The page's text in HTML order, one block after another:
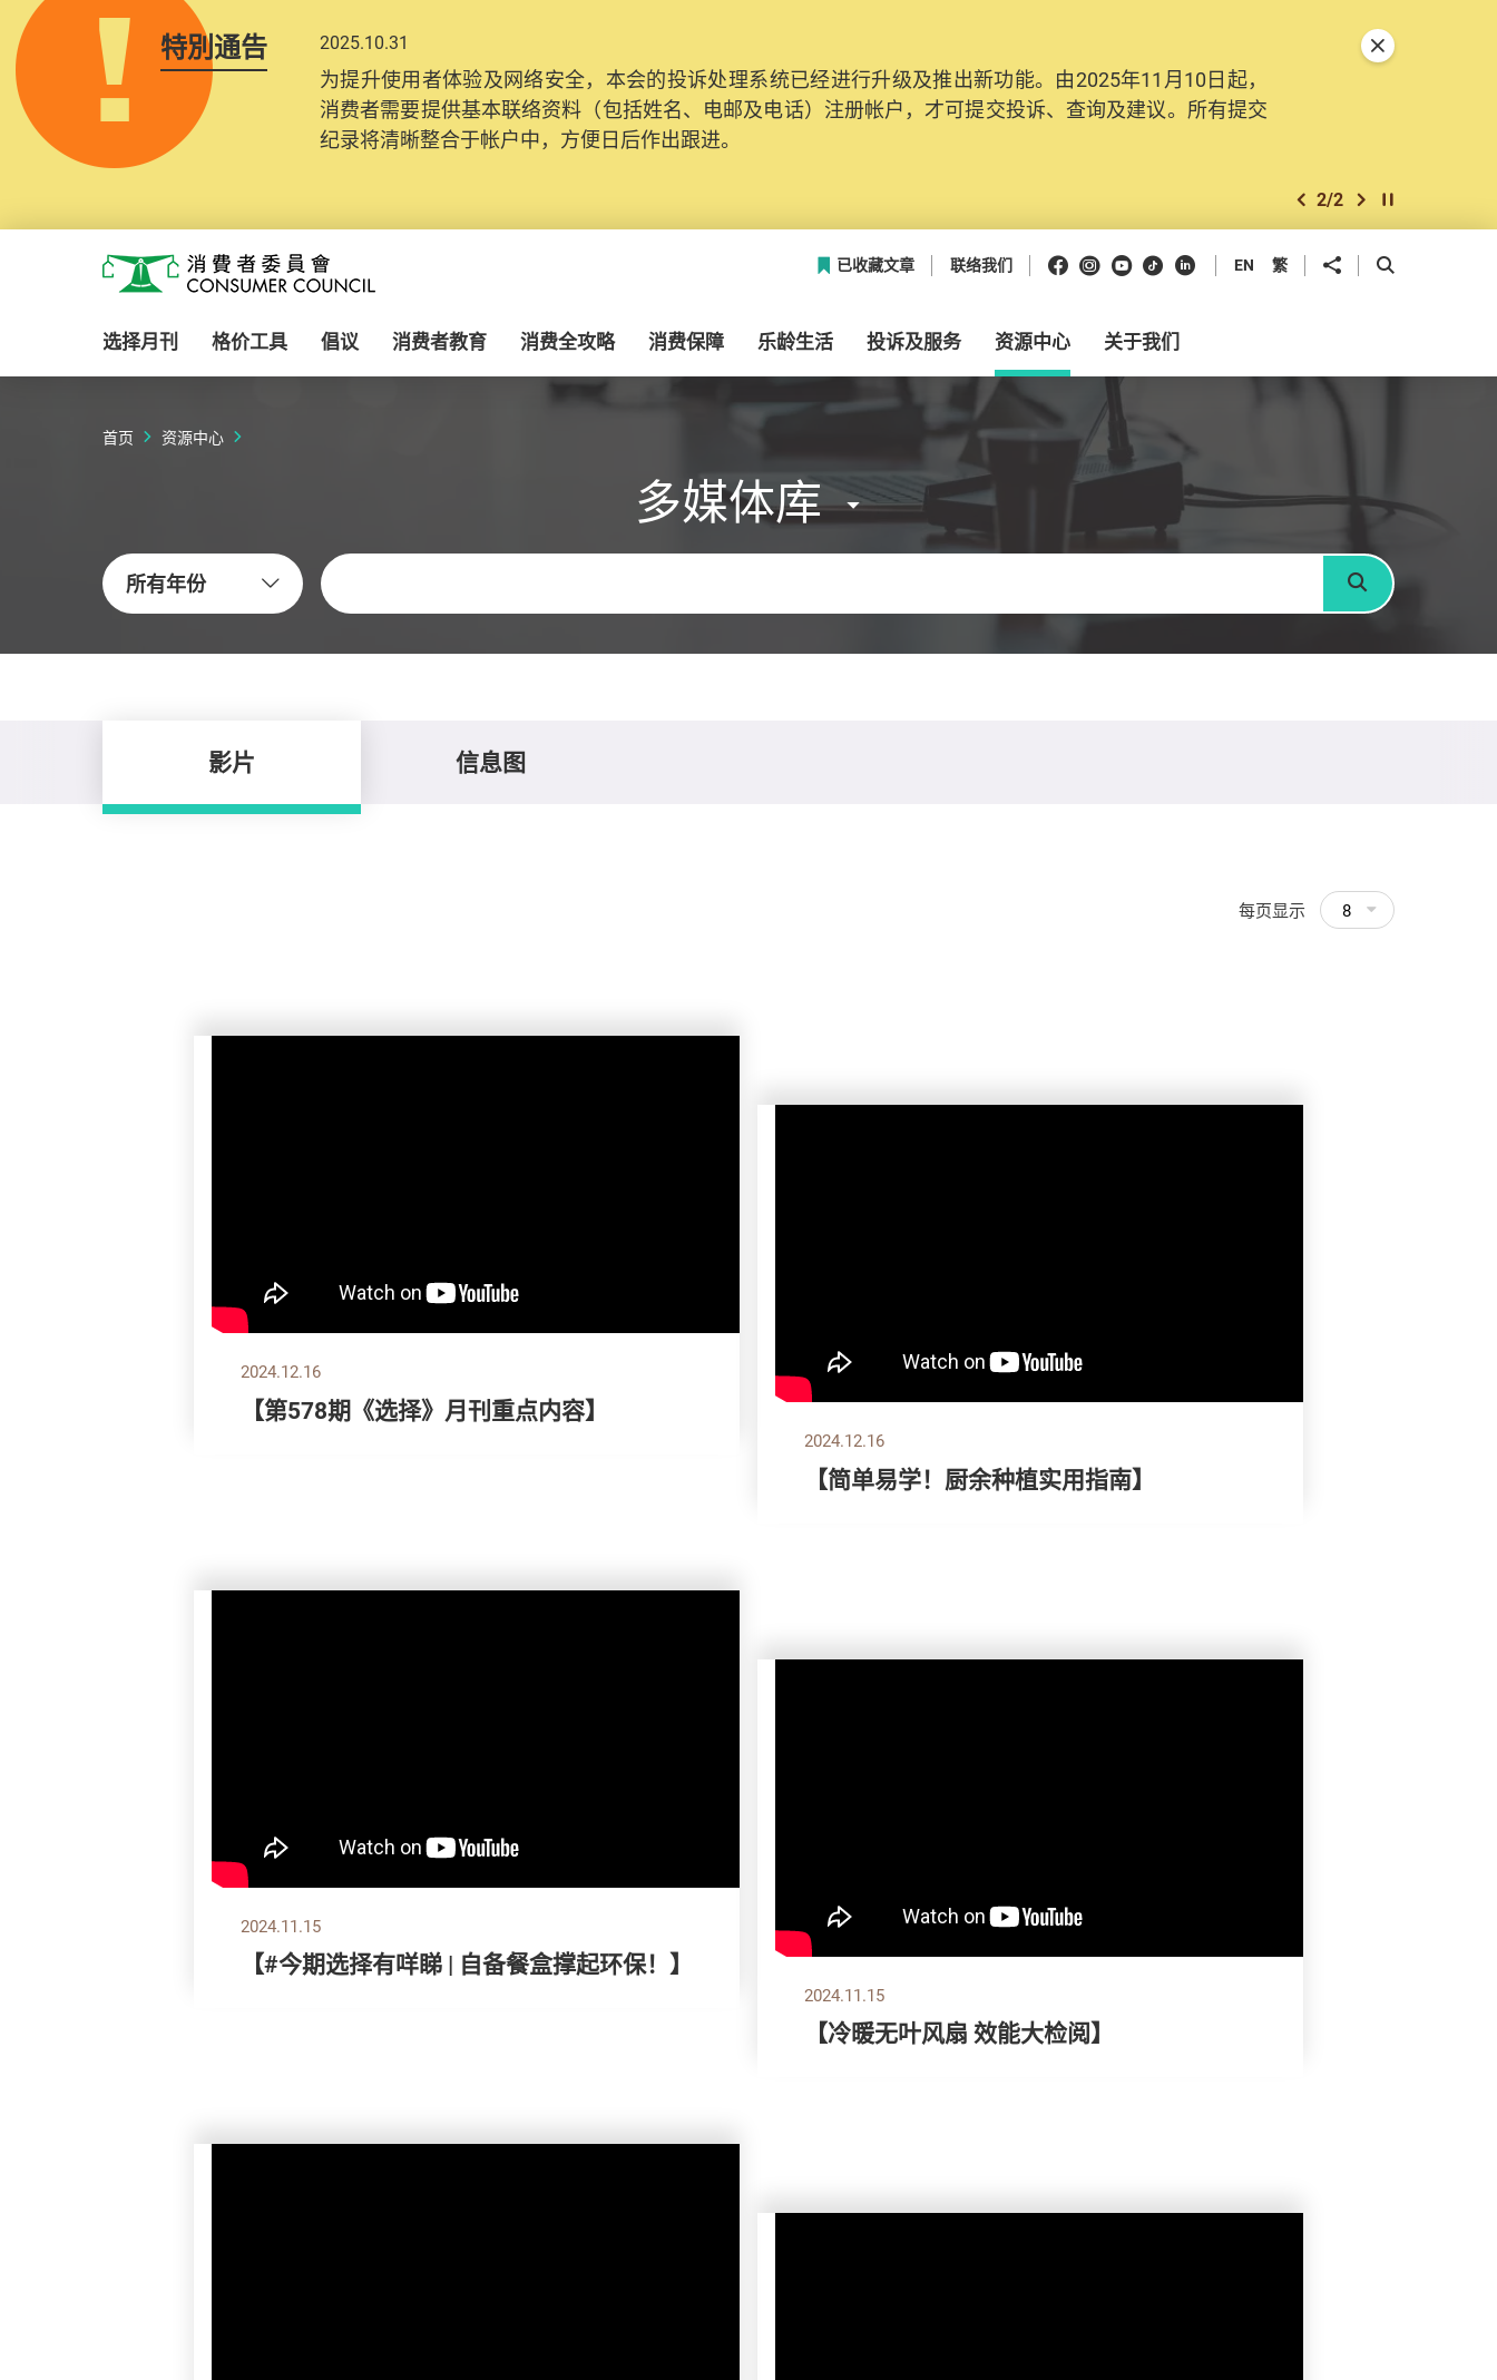
特別通告 2025.10.31
为提升使用者体验及网络安全，本会的投诉处理系统已经进行升级及推出新功能。由2025年11月10日起，
消费者需要提供基本联络资料（包括姓名、电邮及电话）注册帐户，才可提交投诉、查询及建议。所有提交
纪录将清晰整合于帐户中，方便日后作出跟进。
上一个
2/2 下一个开始/暂停幻灯
关闭特別通告
消费者委员会
已收藏文章 联络我们 Facebook
Instagram
Youtube
抖音领英 EN 繁 分享到 开启搜寻框
选择月刊 格价工具 倡议 消费者教育 消费全攻略 消费保障 乐龄生活 投诉及服务 资源中心 关于我们
首页 资源中心
多媒体库
所有年份
关键字
搜寻
影片 信息图
每页显示 8
2024.12.16
【第578期《选择》月刊重点内容】
2024.12.16
【简单易学！厨余种植实用指南】
2024.11.15
【#今期选择有咩睇 | 自备餐盒撑起环保！】
2024.11.15
【冷暖无叶风扇 效能大检阅】